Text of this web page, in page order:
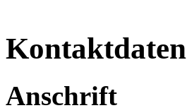
Kontaktdaten
Anschrift